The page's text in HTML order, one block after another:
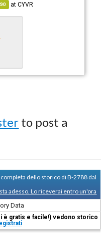
atCYVR
to post a
dello storico di B-2788 dal
adesso. Lo riceverai entro un'ora
Data
è gratis e facile!) vedono storico